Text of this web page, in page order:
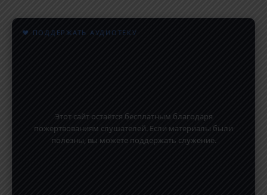
♥ ПОДДЕРЖАТЬ АУДИОТЕКУ
Этот сайт остаётся бесплатным благодаря
пожертвованиям слушателей. Если материалы были
полезны, вы можете поддержать служение.